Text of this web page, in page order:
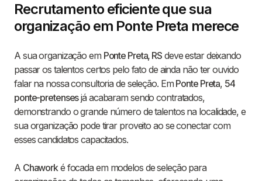
Recrutamento eficiente que sua
organização em Ponte Preta merece
A sua organização em Ponte Preta, RS deve estar deixando
passar os talentos certos pelo fato de ainda não ter ouvido
falar na nossa consultoria de seleção. Em Ponte Preta, 54
ponte-pretensesjá acabaram sendo contratados,
demonstrando o grande número de talentos na localidade, e
sua organização pode tirar proveito ao se conectar com
esses candidatos capacitados.
A Chaworké focada em modelos de seleção para